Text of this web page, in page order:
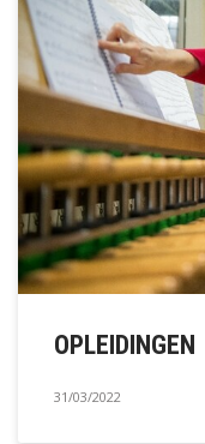
OPLEIDINGEN
31/03/2022